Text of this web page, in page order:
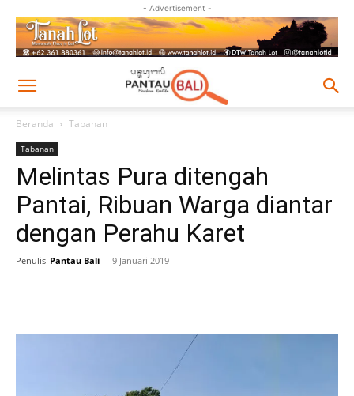
- Advertisement -
Beranda Tabanan
Tabanan
Melintas Pura ditengah
Pantai, Ribuan Warga diantar
dengan Perahu Karet
Penulis Pantau Bali - 9 Januari 2019